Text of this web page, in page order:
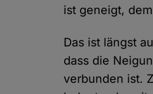
ist geneigt,
Das ist längst
dass die
verbunden ist.